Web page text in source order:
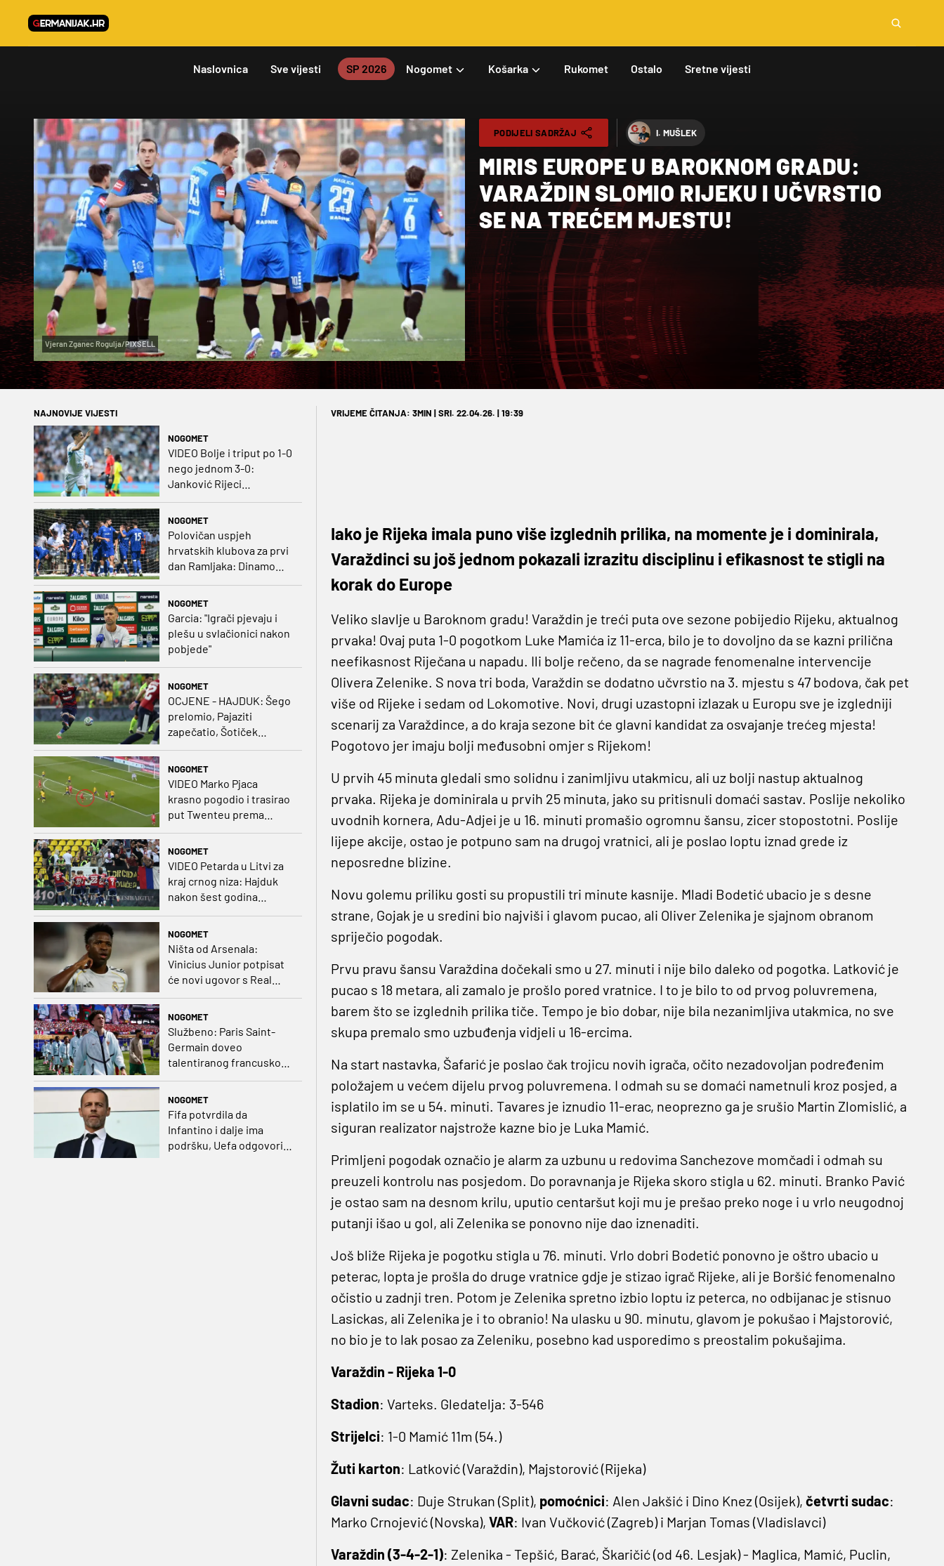
Naslovnica Sve vijesti SP 2026 Nogomet Košarka Rukomet Ostalo Sretne vijesti
Vjeran Zganec Rogulja/PIXSELL
PODIJELI SADRŽAJ I. MUŠLEK
MIRIS EUROPE U BAROKNOM GRADU:
VARAŽDIN SLOMIO RIJEKU I UČVRSTIO
SE NA TREĆEM MJESTU!
NAJNOVIJE VIJESTI
NOGOMET
VIDEO Bolje i triput po 1-0
nego jednom 3-0:
Janković Rijeci
protivnika
NOGOMET
Polovičan uspjeh
hrvatskih klubova za prvi
dan Ramljaka: Dinamo
NOGOMET
Garcia: "Igrači pjevaju i
plešu u svlačionici nakon
pobjede"
NOGOMET
OCJENE - HAJDUK: Šego
prelomio, Pajaziti
zapečatio, Šotiček
oduševio u predstavi
NOGOMET
VIDEO Marko Pjaca
krasno pogodio i trasirao
put Twenteu prema
NOGOMET
VIDEO Petarda u Litvi za
kraj crnog niza: Hajduk
nakon šest godina
NOGOMET
Ništa od Arsenala:
Vinicius Junior potpisat
će novi ugovor s Real
Madridom
NOGOMET
Službeno: Paris Saint-
Germain doveo
talentiranog francuskog
NOGOMET
Fifa potvrdila da
Infantino i dalje ima
podršku, Uefa odgovorila
VRIJEME ČITANJA: 3MIN | SRI. 22.04.26. | 19:39
Iako je Rijeka imala puno više izglednih prilika, na momente je i dominirala,
Varaždinci su još jednom pokazali izrazitu disciplinu i efikasnost te stigli na
korak do Europe
Veliko slavlje u Baroknom gradu! Varaždin je treći puta ove sezone pobijedio Rijeku, aktualnog
prvaka! Ovaj puta 1-0 pogotkom Luke Mamića iz 11-erca, bilo je to dovoljno da se kazni prilična
neefikasnost Riječana u napadu. Ili bolje rečeno, da se nagrade fenomenalne intervencije
Olivera Zelenike. S nova tri boda, Varaždin se dodatno učvrstio na 3. mjestu s 47 bodova, čak pet
više od Rijeke i sedam od Lokomotive. Novi, drugi uzastopni izlazak u Europu sve je izgledniji
scenarij za Varaždince, a do kraja sezone bit će glavni kandidat za osvajanje trećeg mjesta!
Pogotovo jer imaju bolji međusobni omjer s Rijekom!
U prvih 45 minuta gledali smo solidnu i zanimljivu utakmicu, ali uz bolji nastup aktualnog
prvaka. Rijeka je dominirala u prvih 25 minuta, jako su pritisnuli domaći sastav. Poslije nekoliko
uvodnih kornera, Adu-Adjei je u 16. minuti promašio ogromnu šansu, zicer stopostotni. Poslije
lijepe akcije, ostao je potpuno sam na drugoj vratnici, ali je poslao loptu iznad grede iz
neposredne blizine.
Novu golemu priliku gosti su propustili tri minute kasnije. Mladi Bodetić ubacio je s desne
strane, Gojak je u sredini bio najviši i glavom pucao, ali Oliver Zelenika je sjajnom obranom
spriječio pogodak.
Prvu pravu šansu Varaždina dočekali smo u 27. minuti i nije bilo daleko od pogotka. Latković je
pucao s 18 metara, ali zamalo je prošlo pored vratnice. I to je bilo to od prvog poluvremena,
barem što se izglednih prilika tiče. Tempo je bio dobar, nije bila nezanimljiva utakmica, no sve
skupa premalo smo uzbuđenja vidjeli u 16-ercima.
Na start nastavka, Šafarić je poslao čak trojicu novih igrača, očito nezadovoljan podređenim
položajem u većem dijelu prvog poluvremena. I odmah su se domaći nametnuli kroz posjed, a
isplatilo im se u 54. minuti. Tavares je iznudio 11-erac, neoprezno ga je srušio Martin Zlomislić, a
siguran realizator najstrože kazne bio je Luka Mamić.
Primljeni pogodak označio je alarm za uzbunu u redovima Sanchezove momčadi i odmah su
preuzeli kontrolu nas posjedom. Do poravnanja je Rijeka skoro stigla u 62. minuti. Branko Pavić
je ostao sam na desnom krilu, uputio centaršut koji mu je prešao preko noge i u vrlo neugodnoj
putanji išao u gol, ali Zelenika se ponovno nije dao iznenaditi.
Još bliže Rijeka je pogotku stigla u 76. minuti. Vrlo dobri Bodetić ponovno je oštro ubacio u
peterac, lopta je prošla do druge vratnice gdje je stizao igrač Rijeke, ali je Boršić fenomenalno
očistio u zadnji tren. Potom je Zelenika spretno izbio loptu iz peterca, no odbijanac je stisnuo
Lasickas, ali Zelenika je i to obranio! Na ulasku u 90. minutu, glavom je pokušao i Majstorović,
no bio je to lak posao za Zeleniku, posebno kad usporedimo s preostalim pokušajima.
Varaždin - Rijeka 1-0
Stadion: Varteks. Gledatelja: 3-546
Strijelci: 1-0 Mamić 11m (54.)
Žuti karton: Latković (Varaždin), Majstorović (Rijeka)
Glavni sudac: Duje Strukan (Split), pomoćnici: Alen Jakšić i Dino Knez (Osijek), četvrti sudac:
Marko Crnojević (Novska), VAR: Ivan Vučković (Zagreb) i Marjan Tomas (Vladislavci)
Varaždin (3-4-2-1): Zelenika - Tepšić, Barać, Škaričić (od 46. Lesjak) - Maglica, Mamić, Puclin,